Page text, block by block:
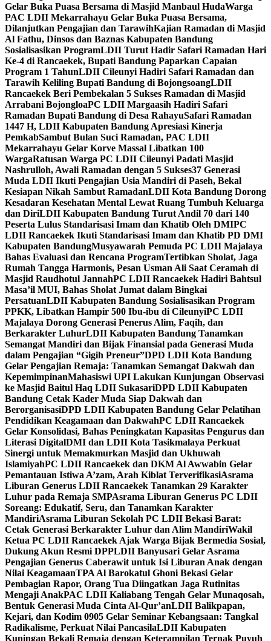
Gelar Buka Puasa Bersama di Masjid Manbaul HudaWarga
PAC LDII Mekarrahayu Gelar Buka Puasa Bersama,
Dilanjutkan Pengajian dan TarawihKajian Ramadan di Masjid
Al Fathu, Dinsos dan Baznas Kabupaten Bandung
Sosialisasikan ProgramLDII Turut Hadir Safari Ramadan Hari
Ke-4 di Rancaekek, Bupati Bandung Paparkan Capaian
Program 1 TahunLDII Cileunyi Hadiri Safari Ramadan dan
Tarawih Keliling Bupati Bandung di BojongsoangLDII
Rancaekek Beri Pembekalan 5 Sukses Ramadan di Masjid
Arrabani BojongloaPC LDII Margaasih Hadiri Safari
Ramadan Bupati Bandung di Desa RahayuSafari Ramadan
1447 H, LDII Kabupaten Bandung Apresiasi Kinerja
PemkabSambut Bulan Suci Ramadan, PAC LDII
Mekarrahayu Gelar Korve Massal Libatkan 100
WargaRatusan Warga PC LDII Cileunyi Padati Masjid
Nashrulloh, Awali Ramadan dengan 5 Sukses37 Generasi
Muda LDII Ikuti Pengajian Usia Mandiri di Paseh, Bekal
Kesiapan Nikah Sambut RamadanLDII Kota Bandung Dorong
Kesadaran Kesehatan Mental Lewat Ruang Tumbuh Keluarga
dan DiriLDII Kabupaten Bandung Turut Andil 70 dari 140
Peserta Lulus Standarisasi Imam dan Khatib Oleh DMIPC
LDII Rancaekek Ikuti Standarisasi Imam dan Khatib PD DMI
Kabupaten BandungMusyawarah Pemuda PC LDII Majalaya
Bahas Evaluasi dan Rencana ProgramTertibkan Sholat, Jaga
Rumah Tangga Harmonis, Pesan Usman Ali Saat Ceramah di
Masjid Raudhotul JannahPC LDII Rancaekek Hadiri Bahtsul
Masa’il MUI, Bahas Sholat Jumat dalam Bingkai
PersatuanLDII Kabupaten Bandung Sosialisasikan Program
PPKK, Libatkan Hampir 500 Ibu-ibu di CileunyiPC LDII
Majalaya Dorong Generasi Penerus Alim, Faqih, dan
Berkarakter LuhurLDII Kabupaten Bandung Tanamkan
Semangat Mandiri dan Bijak Finansial pada Generasi Muda
dalam Pengajian “Gigih Preneur”DPD LDII Kota Bandung
Gelar Pengajian Remaja: Tanamkan Semangat Dakwah dan
KepemimpinanMahasiswi UPI Lakukan Kunjungan Observasi
ke Masjid Baitul Haq LDII SukasariDPD LDII Kabupaten
Bandung Cetak Kader Muda Siap Dakwah dan
BerorganisasiDPD LDII Kabupaten Bandung Gelar Pelatihan
Pendidikan Keagamaan dan DakwahPC LDII Rancaekek
Gelar Konsolidasi, Bahas Peningkatan Kapasitas Pengurus dan
Literasi DigitalDMI dan LDII Kota Tasikmalaya Perkuat
Sinergi untuk Memakmurkan Masjid dan Ukhuwah
IslamiyahPC LDII Rancaekek dan DKM Al Awwabin Gelar
Pemantauan Istiwa A’zam, Arah Kiblat TerverifikasiAsrama
Liburan Generus LDII Rancaekek Tanamkan 29 Karakter
Luhur pada Remaja SMPAsrama Liburan Generus PC LDII
Soreang: Edukatif, Seru, dan Tanamkan Karakter
MandiriAsrama Liburan Sekolah PC LDII Bekasi Barat:
Cetak Generasi Berkarakter Luhur dan Alim MandiriWakil
Ketua PC LDII Rancaekek Ajak Warga Bijak Bermedia Sosial,
Dukung Akun Resmi DPPLDII Banyusari Gelar Asrama
Pengajian Generus Caberawit untuk Isi Liburan Anak dengan
Nilai KeagamaanTPA Al Barokatul Ghoni Bekasi Gelar
Pembagian Rapor, Orang Tua Diingatkan Jaga Rutinitas
Mengaji AnakPAC LDII Kaliabang Tengah Gelar Munaqosah,
Bentuk Generasi Muda Cinta Al-Qur’anLDII Balikpapan,
Kejari, dan Kodim 0905 Gelar Seminar Kebangsaan: Tangkal
Radikalisme, Perkuat Nilai PancasilaLDII Kabupaten
Kuningan Bekali Remaja dengan Keterampilan Ternak Puyuh